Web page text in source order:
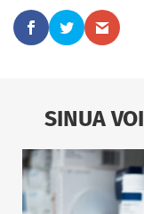
SINUA